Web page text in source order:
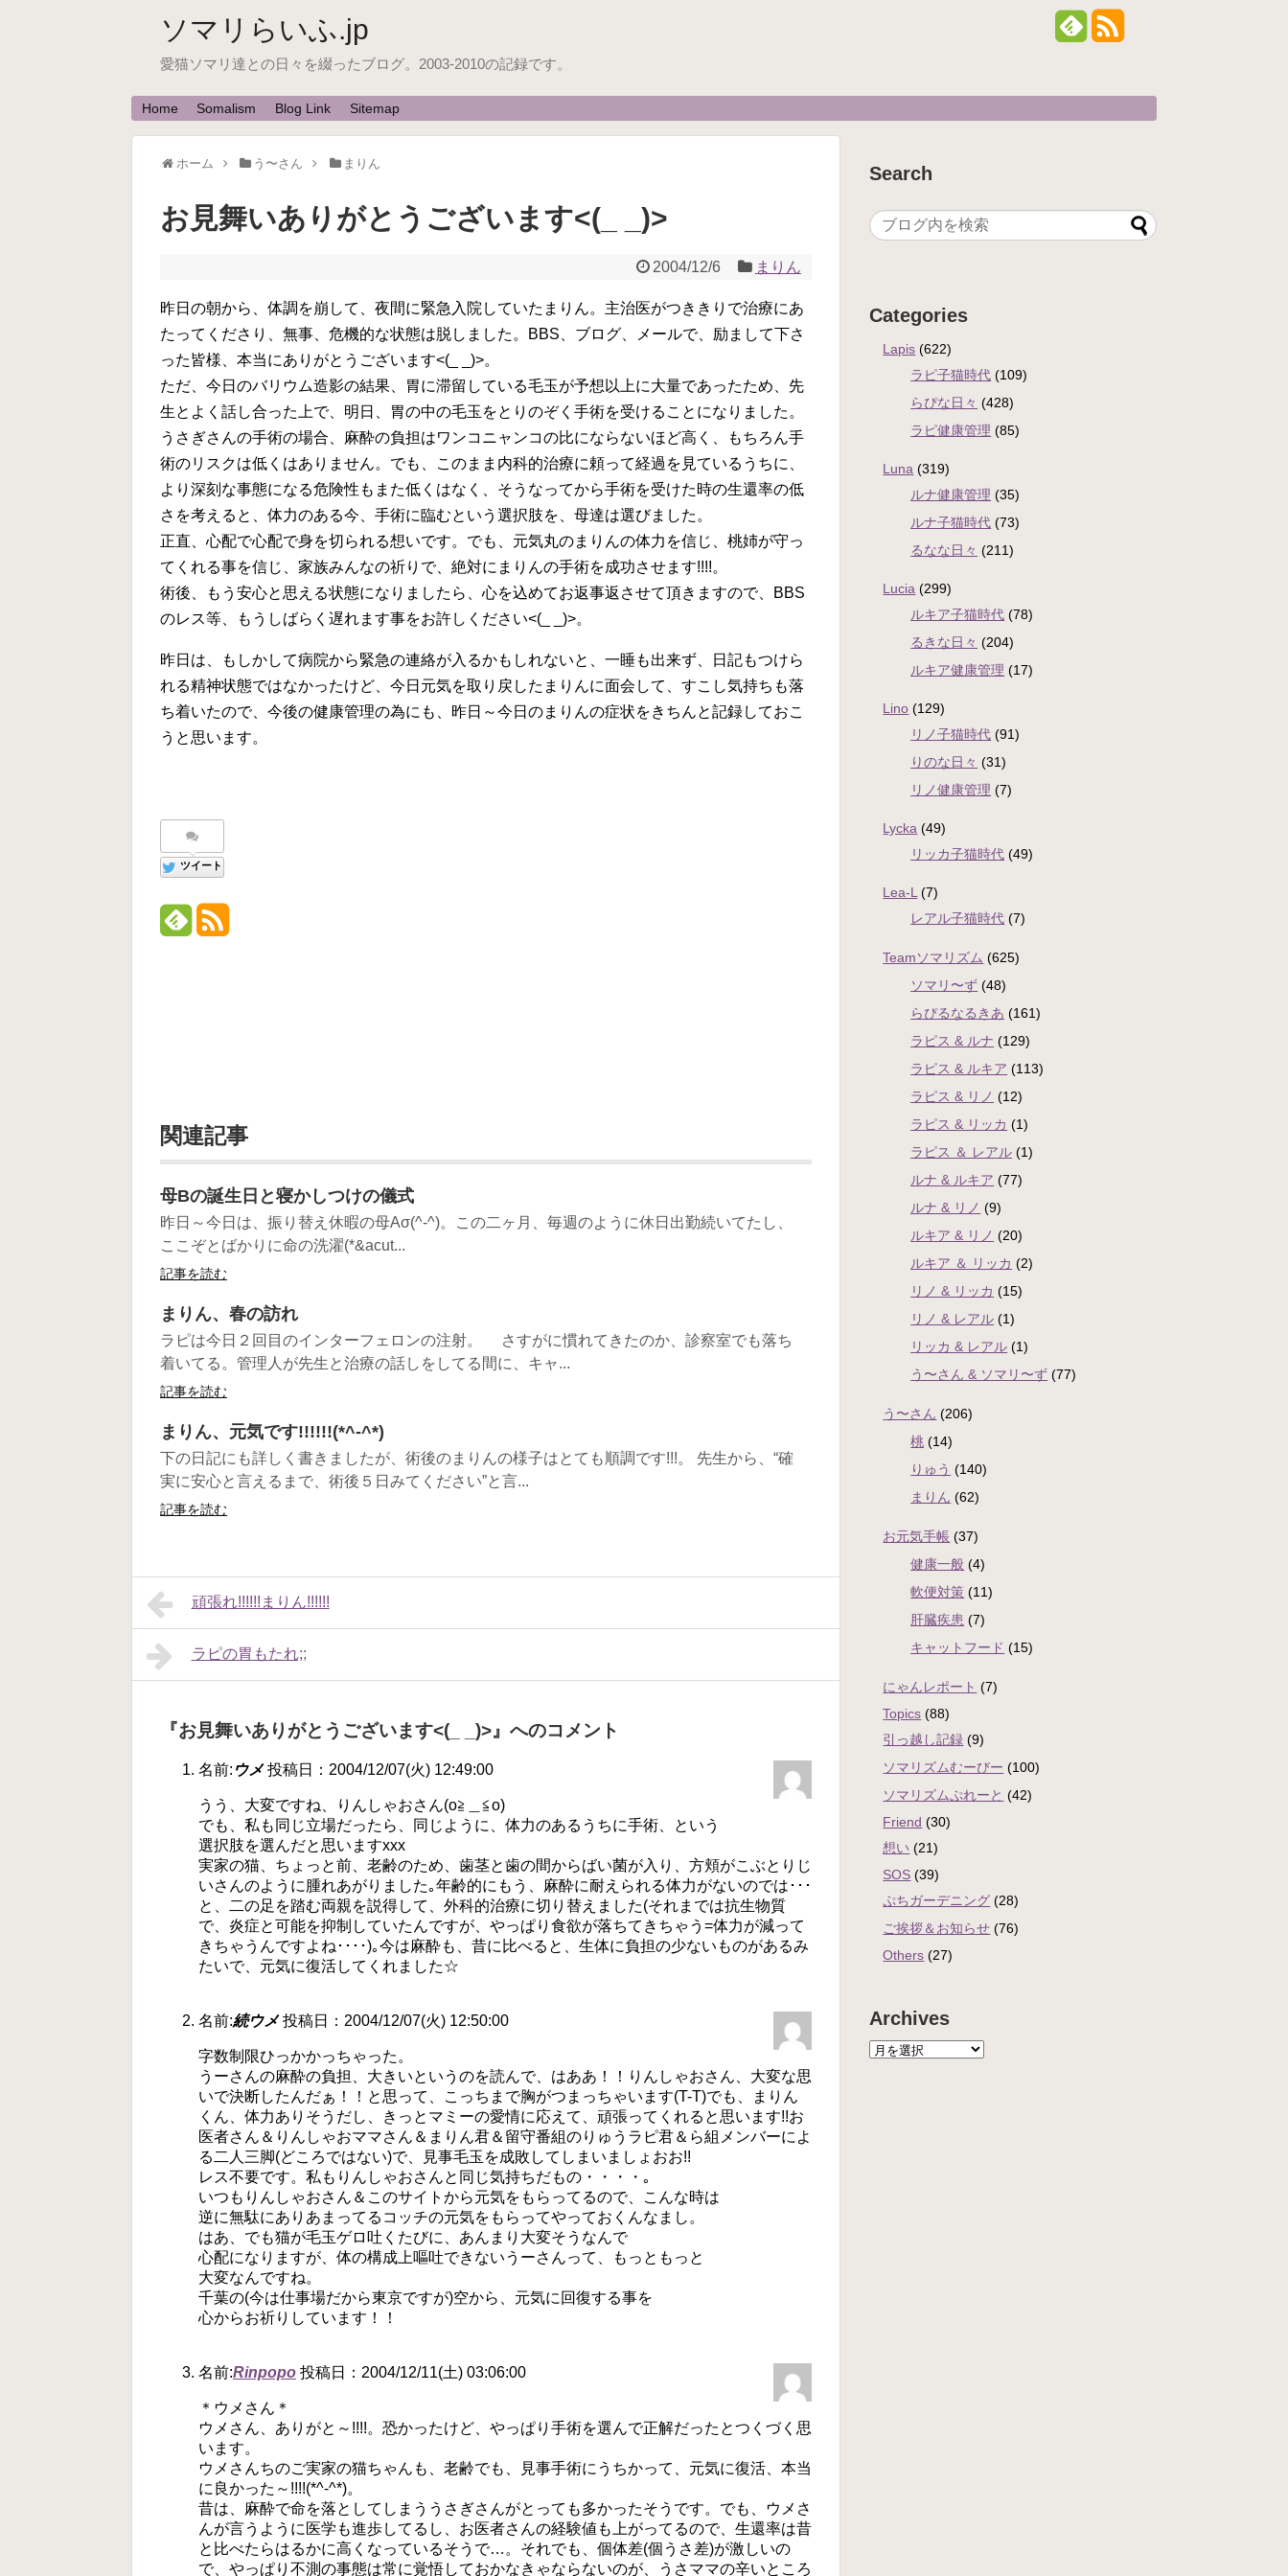
ソマリらいふ.jp
愛猫ソマリ達との日々を綴ったブログ。2003-2010の記録です。
Home Somalism Blog Link Sitemap
ホーム う〜さん まりん
お見舞いありがとうございます<(_ _)>
2004/12/6 まりん
昨日の朝から、体調を崩して、夜間に緊急入院していたまりん。主治医がつききりで治療にあ
たってくださり、無事、危機的な状態は脱しました。BBS、ブログ、メールで、励まして下さ
った皆様、本当にありがとうございます<(_ _)>。
ただ、今日のバリウム造影の結果、胃に滞留している毛玉が予想以上に大量であったため、先
生とよく話し合った上で、明日、胃の中の毛玉をとりのぞく手術を受けることになりました。
うさぎさんの手術の場合、麻酔の負担はワンコニャンコの比にならないほど高く、もちろん手
術のリスクは低くはありません。でも、このまま内科的治療に頼って経過を見ているうちに、
より深刻な事態になる危険性もまた低くはなく、そうなってから手術を受けた時の生還率の低
さを考えると、体力のある今、手術に臨むという選択肢を、母達は選びました。
正直、心配で心配で身を切られる想いです。でも、元気丸のまりんの体力を信じ、桃姉が守っ
てくれる事を信じ、家族みんなの祈りで、絶対にまりんの手術を成功させます!!!!。
術後、もう安心と思える状態になりましたら、心を込めてお返事返させて頂きますので、BBS
のレス等、もうしばらく遅れます事をお許しください<(_ _)>。
昨日は、もしかして病院から緊急の連絡が入るかもしれないと、一睡も出来ず、日記もつけら
れる精神状態ではなかったけど、今日元気を取り戻したまりんに面会して、すこし気持ちも落
ち着いたので、今後の健康管理の為にも、昨日～今日のまりんの症状をきちんと記録しておこ
うと思います。
ツイート
関連記事
母Bの誕生日と寝かしつけの儀式
昨日～今日は、振り替え休暇の母Aσ(^-^)。この二ヶ月、毎週のように休日出勤続いてたし、
ここぞとばかりに命の洗濯(*&acut...
記事を読む
まりん、春の訪れ
ラピは今日２回目のインターフェロンの注射。 さすがに慣れてきたのか、診察室でも落ち
着いてる。管理人が先生と治療の話しをしてる間に、キャ...
記事を読む
まりん、元気です!!!!!!(*^-^*)
下の日記にも詳しく書きましたが、術後のまりんの様子はとても順調です!!!。 先生から、“確
実に安心と言えるまで、術後５日みてください”と言...
記事を読む
頑張れ!!!!!!まりん!!!!!!
ラピの胃もたれ;;
『お見舞いありがとうございます<(_ _)>』へのコメント
名前: ウメ 投稿日：2004/12/07(火) 12:49:00
うう、大変ですね、りんしゃおさん(o≧＿≦o)
でも、私も同じ立場だったら、同じように、体力のあるうちに手術、という
選択肢を選んだと思いますxxx
実家の猫、ちょっと前、老齢のため、歯茎と歯の間からばい菌が入り、方頬がこぶとりじ
いさんのように腫れあがりました｡年齢的にもう、麻酔に耐えられる体力がないのでは･･･
と、二の足を踏む両親を説得して、外科的治療に切り替えました(それまでは抗生物質
で、炎症と可能を抑制していたんですが、やっぱり食欲が落ちてきちゃう=体力が減って
きちゃうんですよね････)｡今は麻酔も、昔に比べると、生体に負担の少ないものがあるみ
たいで、元気に復活してくれました☆
名前:続ウメ 投稿日：2004/12/07(火) 12:50:00
字数制限ひっかかっちゃった。
うーさんの麻酔の負担、大きいというのを読んで、はああ！！りんしゃおさん、大変な思
いで決断したんだぁ！！と思って、こっちまで胸がつまっちゃいます(T-T)でも、まりん
くん、体力ありそうだし、きっとマミーの愛情に応えて、頑張ってくれると思います!!お
医者さん＆りんしゃおママさん＆まりん君＆留守番組のりゅうラピ君＆ら組メンバーによ
る二人三脚(どころではない)で、見事毛玉を成敗してしまいましょおお!!
レス不要です。私もりんしゃおさんと同じ気持ちだもの・・・・｡
いつもりんしゃおさん＆このサイトから元気をもらってるので、こんな時は
逆に無駄にありあまってるコッチの元気をもらってやっておくんなまし。
はあ、でも猫が毛玉ゲロ吐くたびに、あんまり大変そうなんで
心配になりますが、体の構成上嘔吐できないうーさんって、もっともっと
大変なんですね。
千葉の(今は仕事場だから東京ですが)空から、元気に回復する事を
心からお祈りしています！！
名前:Rinpopo 投稿日：2004/12/11(土) 03:06:00
＊ウメさん＊
ウメさん、ありがと～!!!!。恐かったけど、やっぱり手術を選んで正解だったとつくづく思
います。
ウメさんちのご実家の猫ちゃんも、老齢でも、見事手術にうちかって、元気に復活、本当
に良かった～!!!!(*^-^*)。
昔は、麻酔で命を落としてしまううさぎさんがとっても多かったそうです。でも、ウメさ
んが言うように医学も進歩してるし、お医者さんの経験値も上がってるので、生還率は昔
と比べたらはるかに高くなっているそうで…。それでも、個体差(個うさ差)が激しいの
で、やっぱり不測の事態は常に覚悟しておかなきゃならないのが、うさママの辛いところ
Search
Categories
Lapis (622)
ラピ子猫時代 (109)
らぴな日々 (428)
ラピ健康管理 (85)
Luna (319)
ルナ健康管理 (35)
ルナ子猫時代 (73)
るなな日々 (211)
Lucia (299)
ルキア子猫時代 (78)
るきな日々 (204)
ルキア健康管理 (17)
Lino (129)
リノ子猫時代 (91)
りのな日々 (31)
リノ健康管理 (7)
Lycka (49)
リッカ子猫時代 (49)
Lea-L(7)
レアル子猫時代 (7)
Teamソマリズム (625)
ソマリ〜ず (48)
らぴるなるきあ (161)
ラピス & ルナ (129)
ラピス & ルキア (113)
ラピス & リノ (12)
ラピス & リッカ (1)
ラピス ＆ レアル (1)
ルナ & ルキア (77)
ルナ & リノ (9)
ルキア & リノ (20)
ルキア ＆ リッカ (2)
リノ & リッカ (15)
リノ & レアル (1)
リッカ & レアル (1)
う〜さん & ソマリ〜ず (77)
う〜さん (206)
桃 (14)
りゅう (140)
まりん (62)
お元気手帳 (37)
健康一般 (4)
軟便対策 (11)
肝臓疾患 (7)
キャットフード (15)
にゃんレポート (7)
Topics (88)
引っ越し記録 (9)
ソマリズムむーびー (100)
ソマリズムぷれーと (42)
Friend (30)
想い (21)
SOS (39)
ぷちガーデニング (28)
ご挨拶＆お知らせ (76)
Others (27)
Archives